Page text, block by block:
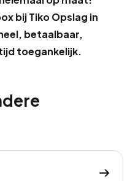
bij Tiko Opslag in
betaalbaar,
toegankelijk.